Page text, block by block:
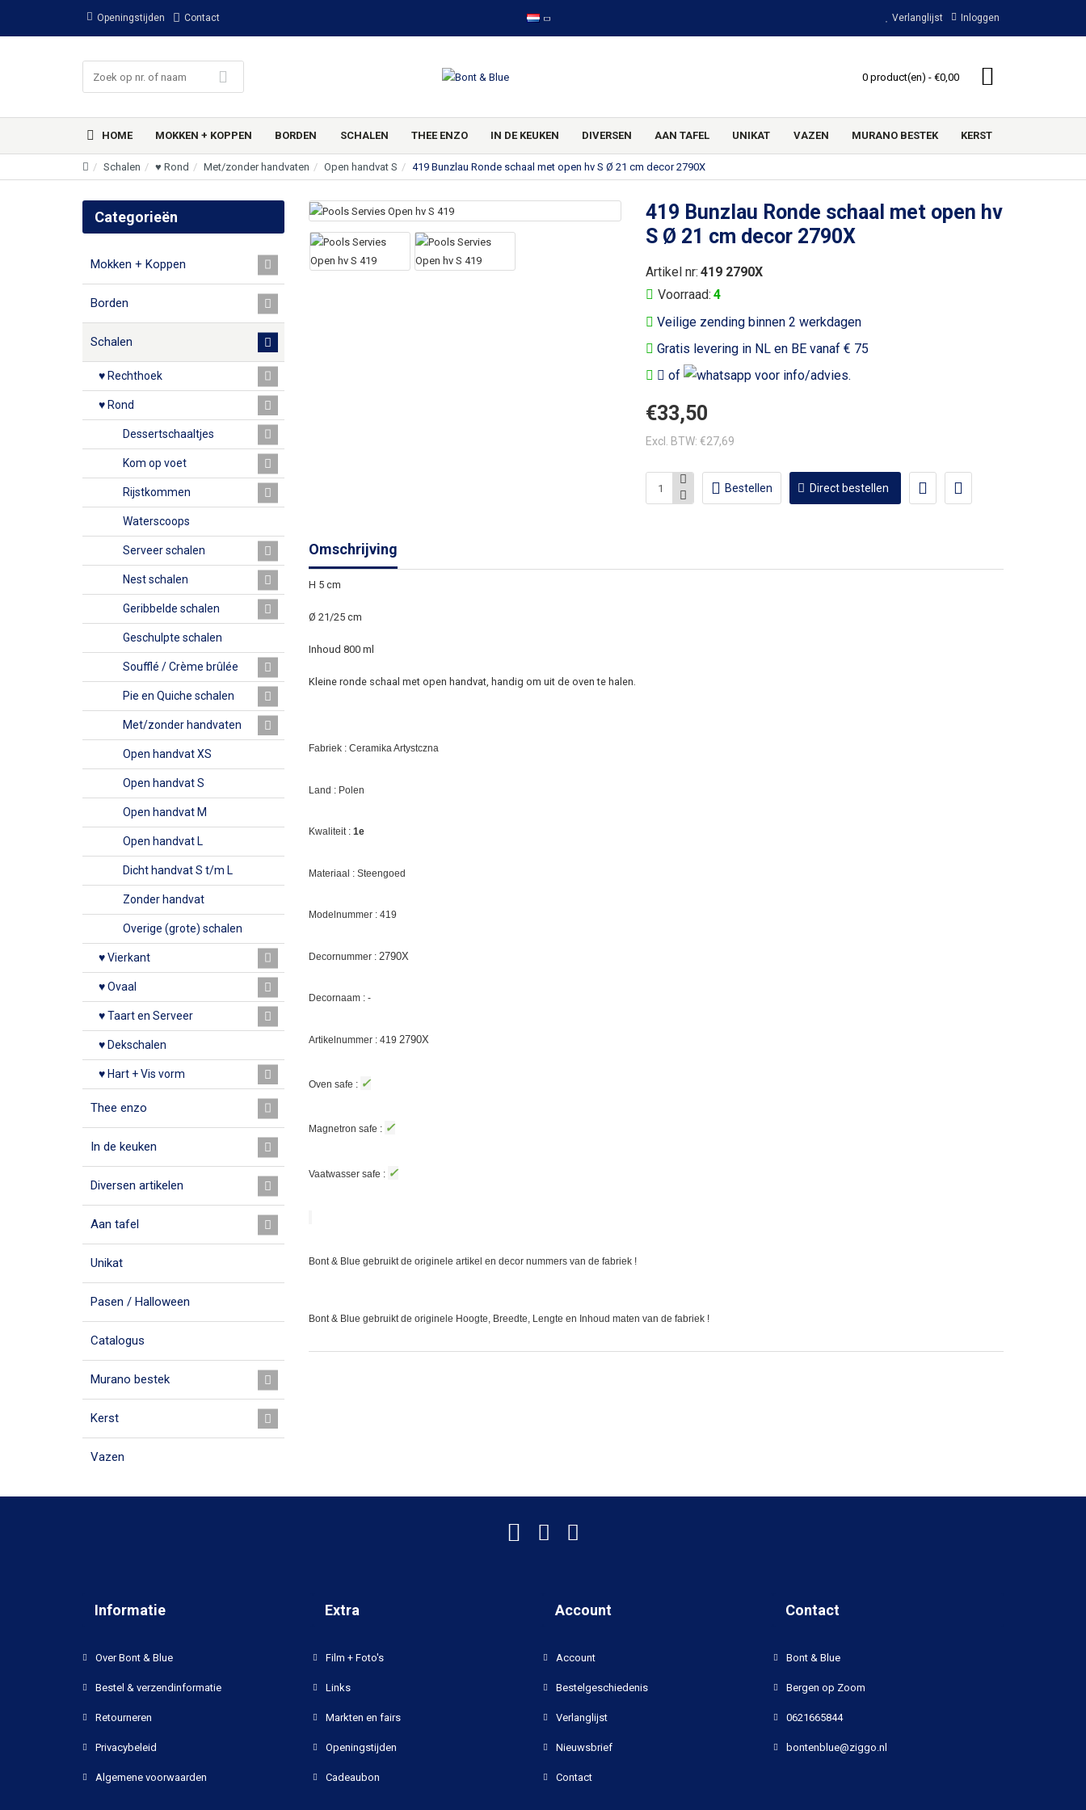
Openingstijden Contact Verlanglijst Inloggen
0 product(en) - €0,00
HOME MOKKEN + KOPPEN BORDEN SCHALEN THEE ENZO IN DE KEUKEN DIVERSEN AAN TAFEL UNIKAT VAZEN MURANO BESTEK KERST
Schalen ♥ Rond Met/zonder handvaten Open handvat S 419 Bunzlau Ronde schaal met open hv S Ø 21 cm decor 2790X
Categorieën
Mokken + Koppen
Borden
Schalen
♥ Rechthoek
♥ Rond
Dessertschaaltjes
Kom op voet
Rijstkommen
Waterscoops
Serveer schalen
Nest schalen
Geribbelde schalen
Geschulpte schalen
Soufflé / Crème brûlée
Pie en Quiche schalen
Met/zonder handvaten
Open handvat XS
Open handvat S
Open handvat M
Open handvat L
Dicht handvat S t/m L
Zonder handvat
Overige (grote) schalen
♥ Vierkant
♥ Ovaal
♥ Taart en Serveer
♥ Dekschalen
♥ Hart + Vis vorm
Thee enzo
In de keuken
Diversen artikelen
Aan tafel
Unikat
Pasen / Halloween
Catalogus
Murano bestek
Kerst
Vazen
419 Bunzlau Ronde schaal met open hv
S Ø 21 cm decor 2790X
Veilige zending binnen 2 werkdagen
Gratis levering in NL en BE vanaf € 75
of
voor info/advies.
Voorraad: 4
Artikel nr: 419 2790X
€33,50
Excl. BTW: €27,69
Bestellen Direct bestellen
Omschrijving
H 5 cm
Ø 21/25 cm
Inhoud 800 ml
Kleine ronde schaal met open handvat, handig om uit de oven te halen.
Fabriek : Ceramika Artystczna
Land : Polen
Kwaliteit : 1e
Materiaal : Steengoed
Modelnummer : 419
Decornummer : 2790X
Decornaam : -
Artikelnummer : 419 2790X
Oven safe : ✓
Magnetron safe : ✓
Vaatwasser safe : ✓
Bont & Blue gebruikt de originele artikel en decor nummers van de fabriek !
Bont & Blue gebruikt de originele Hoogte, Breedte, Lengte en Inhoud maten van de fabriek !
Informatie
Over Bont & Blue
Bestel & verzendinformatie
Retourneren
Privacybeleid
Algemene voorwaarden
Extra
Film + Foto's
Links
Markten en fairs
Openingstijden
Cadeaubon
Account
Account
Bestelgeschiedenis
Verlanglijst
Nieuwsbrief
Contact
Contact
Bont & Blue
Bergen op Zoom
0621665844
bontenblue@ziggo.nl